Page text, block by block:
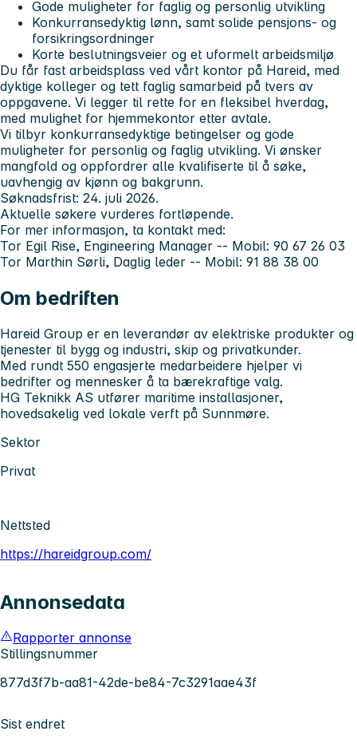
Gode muligheter for faglig og personlig utvikling
Konkurransedyktig lønn, samt solide pensjons- og
forsikringsordninger
Korte beslutningsveier og et uformelt arbeidsmiljø
Du får fast arbeidsplass ved vårt kontor på Hareid, med
dyktige kolleger og tett faglig samarbeid på tvers av
oppgavene. Vi legger til rette for en fleksibel hverdag,
med mulighet for hjemmekontor etter avtale.
Vi tilbyr konkurransedyktige betingelser og gode
muligheter for personlig og faglig utvikling. Vi ønsker
mangfold og oppfordrer alle kvalifiserte til å søke,
uavhengig av kjønn og bakgrunn.
Søknadsfrist: 24. juli 2026.
Aktuelle søkere vurderes fortløpende.
For mer informasjon, ta kontakt med:
Tor Egil Rise, Engineering Manager -- Mobil: 90 67 26 03
Tor Marthin Sørli, Daglig leder -- Mobil: 91 88 38 00
Om bedriften
Hareid Group er en leverandør av elektriske produkter og
tjenester til bygg og industri, skip og privatkunder.
Med rundt 550 engasjerte medarbeidere hjelper vi
bedrifter og mennesker å ta bærekraftige valg.
HG Teknikk AS utfører maritime installasjoner,
hovedsakelig ved lokale verft på Sunnmøre.
Sektor
Privat
Nettsted
https://hareidgroup.com/
Annonsedata
Rapporter annonse
Stillingsnummer
877d3f7b-aa81-42de-be84-7c3291aae43f
Sist endret